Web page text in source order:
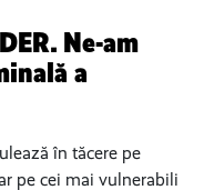
Ne-am
a
în tăcere pe
pe cei mai vulnerabili